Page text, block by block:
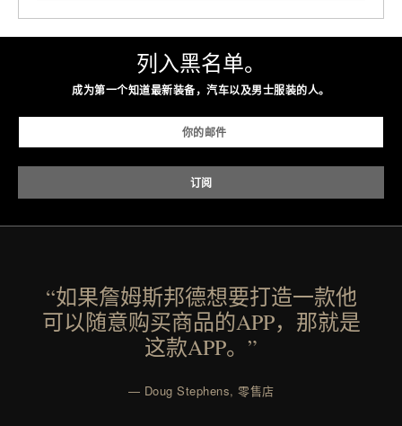
列入黑名单。
成为第一个知道最新装备，汽车以及男士服装的人。
“如果詹姆斯邦德想要打造一款他
可以随意购买商品的APP，那就是
这款APP。”
— Doug Stephens, 零售店